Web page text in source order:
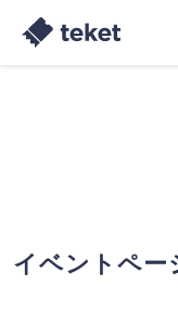
イベントペー